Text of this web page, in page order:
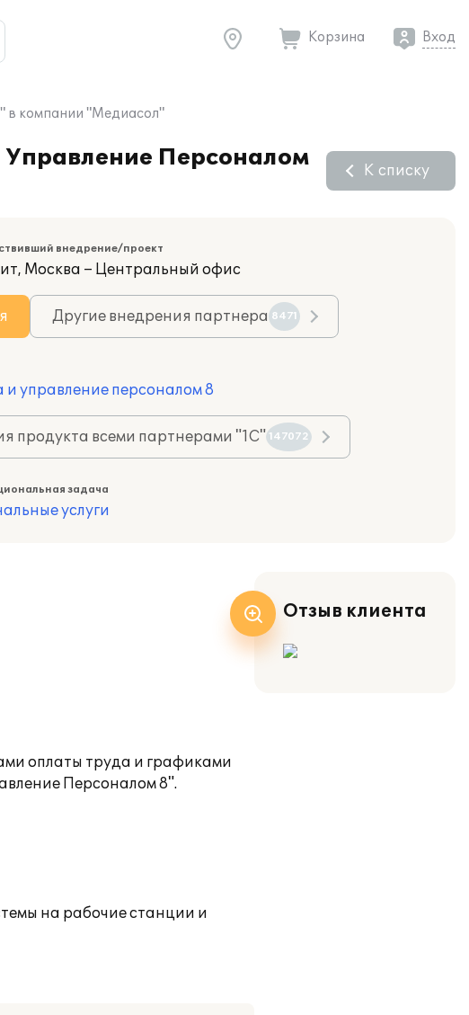
Корзина Вход
в компании "Медиасол"
Управление Персоналом
К списку
внедрение/проект
Москва – Центральный офис
Другие внедрения партнера 8471
и управление персоналом 8
продукта всеми партнерами "1С" 147072
задача
услуги
оплаты труда и графиками
Персоналом 8".
на рабочие станции и
Отзыв клиента